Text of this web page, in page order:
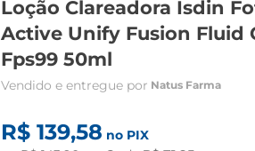
Loção Clareadora Isdin
Active Unify Fusion Fluid
Fps99 50ml
Natus Farma
R$ 139,58 no PIX